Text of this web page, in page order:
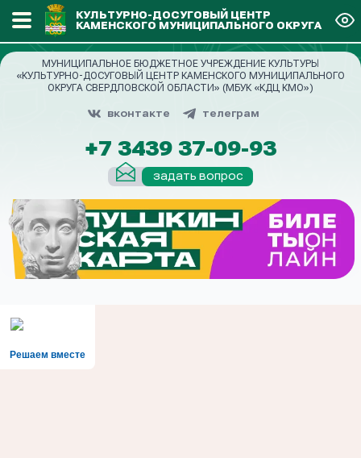
КУЛЬТУРНО-ДОСУГОВЫЙ ЦЕНТР
КАМЕНСКОГО МУНИЦИПАЛЬНОГО ОКРУГА
МУНИЦИПАЛЬНОЕ БЮДЖЕТНОЕ УЧРЕЖДЕНИЕ КУЛЬТУРЫ
«КУЛЬТУРНО-ДОСУГОВЫЙ ЦЕНТР КАМЕНСКОГО МУНИЦИПАЛЬНОГО
ОКРУГА СВЕРДЛОВСКОЙ ОБЛАСТИ» (МБУК «КДЦ КМО»)
вконтакте телеграм
+7 3439 37-09-93
задать вопрос
Решаем вместе